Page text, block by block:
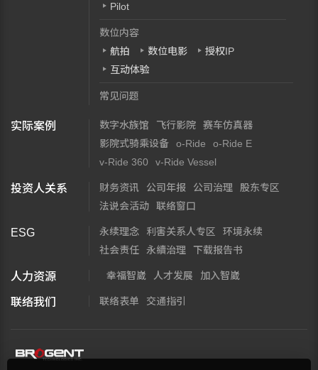
Pilot
数位内容
航拍
数位电影
授权IP
互动体验
常见问题
实际案例 数字水族馆 飞行影院
赛车仿真器
影院式骑乘设备
o-Ride
o-Ride E
v-Ride 360
v-Ride Vessel
投资人关系 财务资讯 公司年报 公司治理
股东专区
法说会活动
联络窗口
ESG 永续理念 利害关系人专区
环境永续
社会责任
永續治理 下载报告书
人力资源 幸福智崴 人才发展 加入智崴
联络我们 联络表单 交通指引